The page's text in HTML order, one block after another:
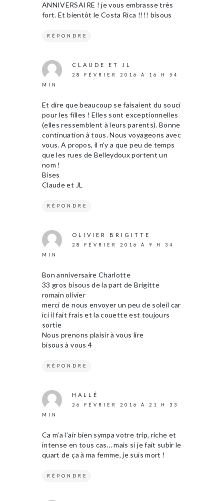
ANNIVERSAIRE ! je vous embrasse très
fort. Et bientôt le Costa Rica !!!! bisous
RÉPONDRE
CLAUDE ET JL
28 FÉVRIER 2016 À 16 H 54
MIN
Et dire que beaucoup se faisaient du souci
pour les filles ! Elles sont exceptionnelles
(elles ressemblent à leurs parents). Bonne
continuation à tous. Nous voyageons avec
vous. A propos, il n’y a que peu de temps
que les rues de Belleydoux portent un
nom !
Bises
Claude et JL
RÉPONDRE
OLIVIER BRIGITTE
28 FÉVRIER 2016 À 9 H 34
MIN
Bon anniversaire Charlotte
33 gros bisous de la part de Brigitte
romain olivier
merci de nous envoyer un peu de soleil car
ici il fait frais et la couette est toujours
sortie
Nous prenons plaisir à vous lire
bisous à vous 4
RÉPONDRE
HALLÉ
26 FÉVRIER 2016 À 21 H 33
MIN
Ca m’a l’air bien sympa votre trip, riche et
intense en tous cas… mais si je fait subir le
quart de ça à ma femme, je suis mort !
RÉPONDRE